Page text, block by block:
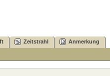
Zeitstrahl Anmerkung